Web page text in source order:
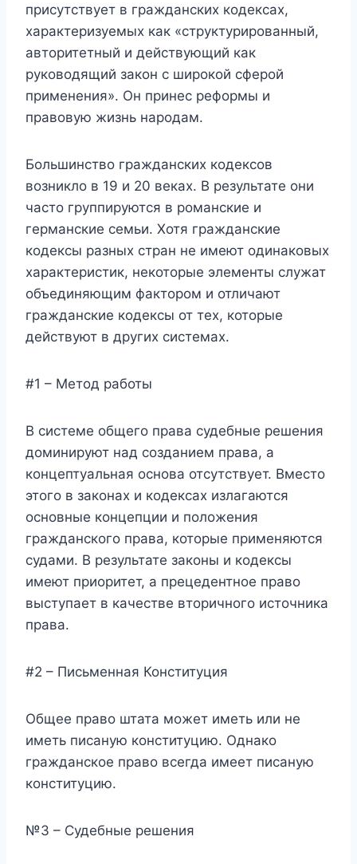
присутствует в гражданских кодексах,
характеризуемых как «структурированный,
авторитетный и действующий как
руководящий закон с широкой сферой
применения». Он принес реформы и
правовую жизнь народам.
Большинство гражданских кодексов
возникло в 19 и 20 веках. В результате они
часто группируются в романские и
германские семьи. Хотя гражданские
кодексы разных стран не имеют одинаковых
характеристик, некоторые элементы служат
объединяющим фактором и отличают
гражданские кодексы от тех, которые
действуют в других системах.
#1 – Метод работы
В системе общего права судебные решения
доминируют над созданием права, а
концептуальная основа отсутствует. Вместо
этого в законах и кодексах излагаются
основные концепции и положения
гражданского права, которые применяются
судами. В результате законы и кодексы
имеют приоритет, а прецедентное право
выступает в качестве вторичного источника
права.
#2 – Письменная Конституция
Общее право штата может иметь или не
иметь писаную конституцию. Однако
гражданское право всегда имеет писаную
конституцию.
№3 – Судебные решения